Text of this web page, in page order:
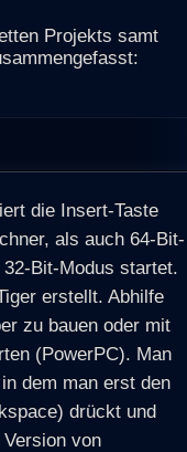
Projekts samt
die Insert-Taste
als auch 64-Bit-
Bit-Modus startet.
erstellt. Abhilfe
zu bauen oder mit
(PowerPC). Man
dem man erst den
drückt und
von